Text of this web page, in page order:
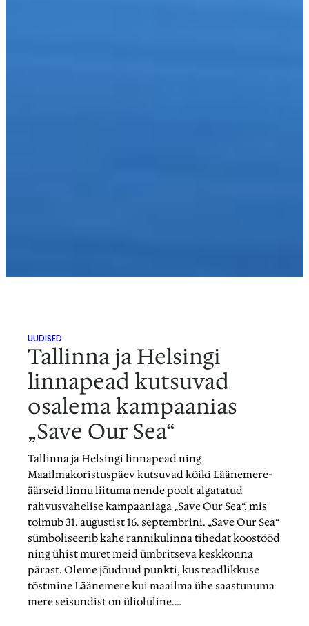
UUDISED
Tallinna ja Helsingi
linnapead kutsuvad
osalema kampaanias
„Save Our Sea“
Tallinna ja Helsingi linnapead ning
Maailmakoristuspäev kutsuvad kõiki Läänemere-
äärseid linnu liituma nende poolt algatatud
rahvusvahelise kampaaniaga „Save Our Sea“, mis
toimub 31. augustist 16. septembrini. „Save Our Sea“
sümboliseerib kahe rannikulinna tihedat koostööd
ning ühist muret meid ümbritseva keskkonna
pärast. Oleme jõudnud punkti, kus teadlikkuse
tõstmine Läänemere kui maailma ühe saastunuma
mere seisundist on ülioluline.…